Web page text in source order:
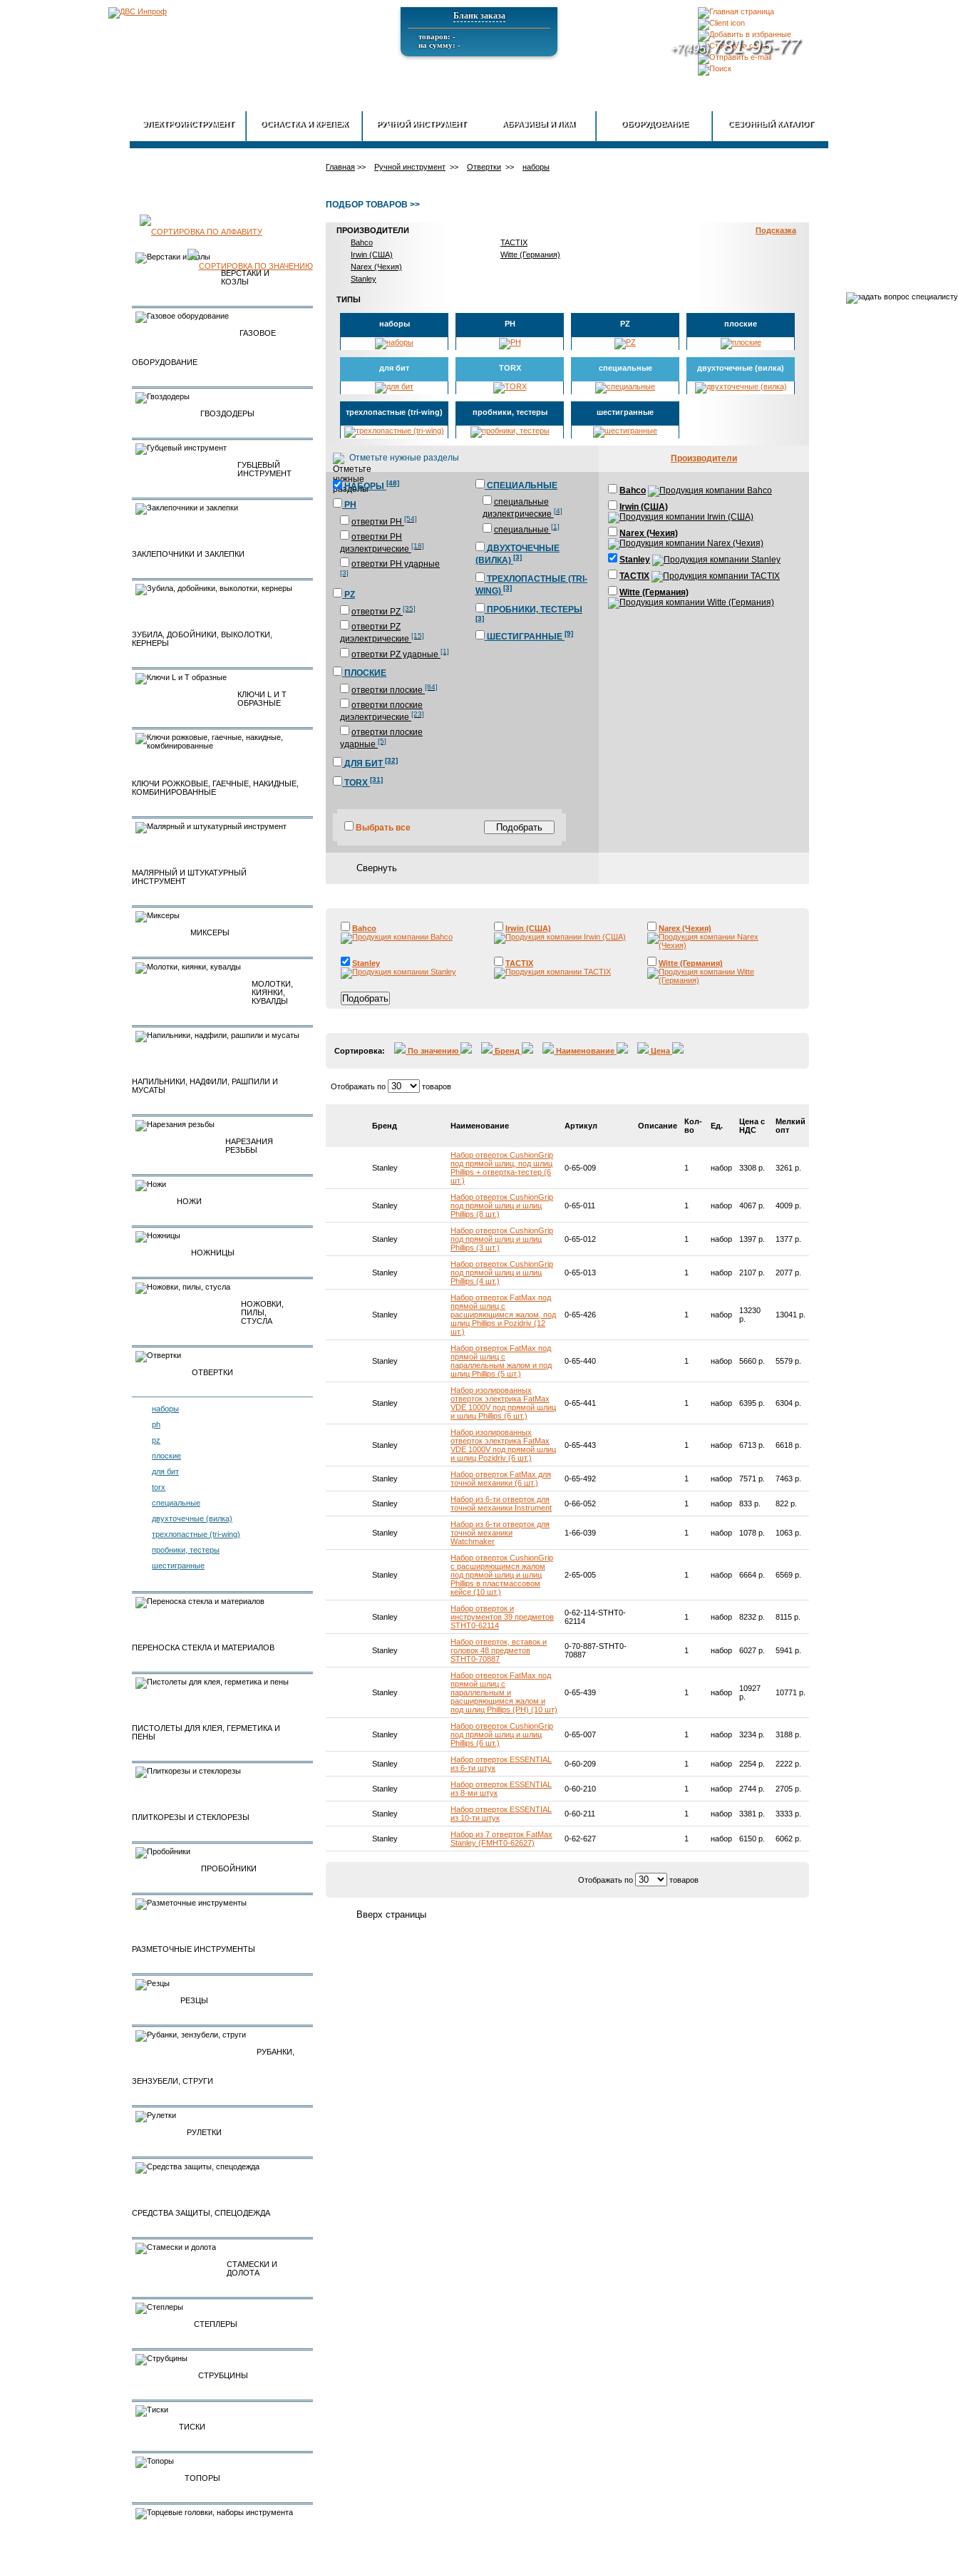
Бланк заказа
товаров: -
на сумму: -
+7(495)781-95-77
ЭЛЕКТРОИНСТРУМЕНТ ОСНАСТКА И КРЕПЕЖ РУЧНОЙ ИНСТРУМЕНТ АБРАЗИВЫ И ЛКМ ОБОРУДОВАНИЕ СЕЗОННЫЙ КАТАЛОГ
ПРОДУКЦИИ
ВЕРСТАКИ И
КОЗЛЫ
ГАЗОВОЕ
ОБОРУДОВАНИЕ
ГВОЗДОДЕРЫ
ГУБЦЕВЫЙ
ИНСТРУМЕНТ
ЗАКЛЕПОЧНИКИ И ЗАКЛЕПКИ
ЗУБИЛА, ДОБОЙНИКИ, ВЫКОЛОТКИ,
КЕРНЕРЫ
КЛЮЧИ L И T
ОБРАЗНЫЕ
КЛЮЧИ РОЖКОВЫЕ, ГАЕЧНЫЕ, НАКИДНЫЕ,
КОМБИНИРОВАННЫЕ
МАЛЯРНЫЙ И ШТУКАТУРНЫЙ
ИНСТРУМЕНТ
МИКСЕРЫ
МОЛОТКИ,
КИЯНКИ,
КУВАЛДЫ
НАПИЛЬНИКИ, НАДФИЛИ, РАШПИЛИ И
МУСАТЫ
НАРЕЗАНИЯ
РЕЗЬБЫ
НОЖИ
НОЖНИЦЫ
НОЖОВКИ,
ПИЛЫ,
СТУСЛА
ОТВЕРТКИ
наборы
ph
pz
плоские
для бит
torx
специальные
двухточечные (вилка)
трехлопастные (tri-wing)
пробники, тестеры
шестигранные
ПЕРЕНОСКА СТЕКЛА И МАТЕРИАЛОВ
ПИСТОЛЕТЫ ДЛЯ КЛЕЯ, ГЕРМЕТИКА И
ПЕНЫ
ПЛИТКОРЕЗЫ И СТЕКЛОРЕЗЫ
ПРОБОЙНИКИ
РАЗМЕТОЧНЫЕ ИНСТРУМЕНТЫ
РЕЗЦЫ
РУБАНКИ,
ЗЕНЗУБЕЛИ, СТРУГИ
РУЛЕТКИ
СРЕДСТВА ЗАЩИТЫ, СПЕЦОДЕЖДА
СТАМЕСКИ И
ДОЛОТА
СТЕПЛЕРЫ
СТРУБЦИНЫ
ТИСКИ
ТОПОРЫ
Главная >> Ручной инструмент >> Отвертки >> наборы
ПОДБОР ТОВАРОВ >>
ПРОИЗВОДИТЕЛИ
Подсказка
Bahco
Irwin (США)
Narex (Чехия)
Stanley
TACTIX
Witte (Германия)
ТИПЫ
наборы PH PZ плоские
для бит TORX специальные двухточечные (вилка)
трехлопастные (tri-wing) пробники, тестеры шестигранные
Отметьте нужные разделы Производители
НАБОРЫ [48]
PH
отвертки PH [54]
отвертки PH
диэлектрические [18]
отвертки PH ударные
[3]
PZ
отвертки PZ [35]
отвертки PZ
диэлектрические [15]
отвертки PZ ударные [1]
ПЛОСКИЕ
отвертки плоские [84]
отвертки плоские
диэлектрические [23]
отвертки плоские
ударные [5]
ДЛЯ БИТ[32]
TORX [31]
СПЕЦИАЛЬНЫЕ
специальные
диэлектрические [4]
специальные [1]
ДВУХТОЧЕЧНЫЕ
(ВИЛКА) [3]
ТРЕХЛОПАСТНЫЕ (TRI-
WING) [3]
ПРОБНИКИ, ТЕСТЕРЫ
[3]
ШЕСТИГРАННЫЕ [9]
Выбрать все
Bahco
Irwin (США)
Narex (Чехия)
Stanley
TACTIX
Witte (Германия)
Bahco Irwin (США) Narex (Чехия)
Stanley TACTIX Witte (Германия)
Сортировка: По значению Бренд Наименование Цена
Отображать по товаров
Бренд Наименование Артикул Описание
Кол-
во
Ед.
Цена с
НДС
Мелкий
опт
Stanley
Набор отверток CushionGrip
под прямой шлиц, под шлиц
Phillips + отвертка-тестер (6
шт.)
0-65-009 1 набор 3308 р. 3261 р.
Stanley
Набор отверток CushionGrip
под прямой шлиц и шлиц
Phillips (8 шт.)
0-65-011 1 набор 4067 р. 4009 р.
Stanley
Набор отверток CushionGrip
под прямой шлиц и шлиц
Phillips (3 шт.)
0-65-012 1 набор 1397 р. 1377 р.
Stanley
Набор отверток CushionGrip
под прямой шлиц и шлиц
Phillips (4 шт.)
0-65-013 1 набор 2107 р. 2077 р.
Stanley
Набор отверток FatMax под
прямой шлиц с
расширяющимся жалом, под
шлиц Phillips и Pozidriv (12
шт.)
0-65-426 1 набор
13230
р.
13041 р.
Stanley
Набор отверток FatMax под
прямой шлиц с
параллельным жалом и под
шлиц Phillips (5 шт.)
0-65-440 1 набор 5660 р. 5579 р.
Stanley
Набор изолированных
отверток электрика FatMax
VDE 1000V под прямой шлиц
и шлиц Phillips (6 шт.)
0-65-441 1 набор 6395 р. 6304 р.
Stanley
Набор изолированных
отверток электрика FatMax
VDE 1000V под прямой шлиц
и шлиц Pozidriv (6 шт.)
0-65-443 1 набор 6713 р. 6618 р.
Stanley
Набор отверток FatMax для
точной механики (6 шт.)
0-65-492 1 набор 7571 р. 7463 р.
Stanley
Набор из 6-ти отверток для
точной механики Instrument
0-66-052 1 набор 833 р. 822 р.
Stanley
Набор из 6-ти отверток для
точной механики
Watchmaker
1-66-039 1 набор 1078 р. 1063 р.
Stanley
Набор отверток CushionGrip
с расширяющимся жалом
под прямой шлиц и шлиц
Phillips в пластмассовом
кейсе (10 шт.)
2-65-005 1 набор 6664 р. 6569 р.
Stanley
Набор отверток и
инструментов 39 предметов
STHT0-62114
0-62-114-STHT0-
62114
1 набор 8232 р. 8115 р.
Stanley
Набор отверток, вставок и
головок 48 предметов
STHT0-70887
0-70-887-STHT0-
70887
1 набор 6027 р. 5941 р.
Stanley
Набор отверток FatMax под
прямой шлиц с
параллельным и
расширяющимся жалом и
под шлиц Phillips (PH) (10 шт)
0-65-439 1 набор
10927
р.
10771 р.
Stanley
Набор отверток CushionGrip
под прямой шлиц и шлиц
Phillips (6 шт.)
0-65-007 1 набор 3234 р. 3188 р.
Stanley
Набор отверток ESSENTIAL
из 6-ти штук
0-60-209 1 набор 2254 р. 2222 р.
Stanley
Набор отверток ESSENTIAL
из 8-ми штук
0-60-210 1 набор 2744 р. 2705 р.
Stanley
Набор отверток ESSENTIAL
из 10-ти штук
0-60-211 1 набор 3381 р. 3333 р.
Stanley
Набор из 7 отверток FatMax
Stanley (FMHT0-62627)
0-62-627 1 набор 6150 р. 6062 р.
Отображать по товаров